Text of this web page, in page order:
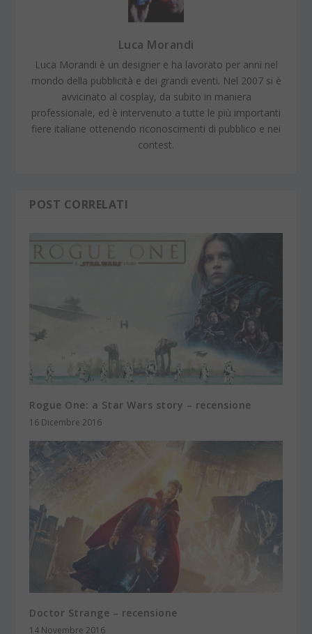
Luca Morandi
Luca Morandi è un designer e ha lavorato per anni nel
mondo della pubblicità e dei grandi eventi. Nel 2007 si è
avvicinato al cosplay, da subito in maniera
professionale, ed è intervenuto a tutte le più importanti
fiere italiane ottenendo riconoscimenti di pubblico e nei
contest.
POST CORRELATI
Rogue One: a Star Wars story – recensione
16 Dicembre 2016
Doctor Strange – recensione
14 Novembre 2016